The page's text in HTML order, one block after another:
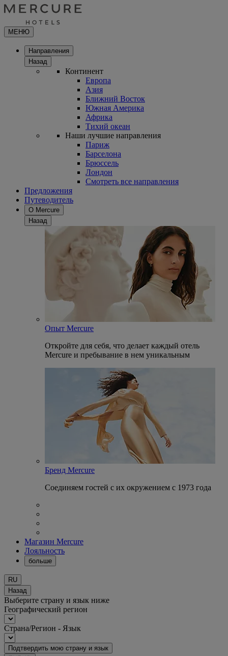
МЕНЮ
Направления
Назад
Континент
Европа
Азия
Ближний Восток
Южная Америка
Африка
Тихий океан
Наши лучшие направления
Париж
Барселона
Брюссель
Лондон
Смотреть все направления
Предложения
Путеводитель
О Mercure
Назад
Опыт Mercure
Откройте для себя, что делает каждый отель
Mercure и пребывание в нем уникальным
Бренд Mercure
Соединяем гостей с их окружением с 1973 года
Магазин Mercure
Лояльность
больше
RU
Назад
Выберите страну и язык ниже
Географический регион
Страна/Регион - Язык
Подтвердить мою страну и язык